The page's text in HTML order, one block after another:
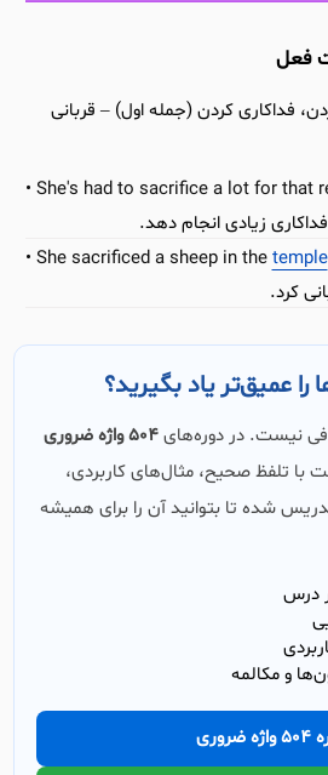
فداکاری کردن (جمله اول) – قربانی
She's had to sacrifice a lot for that
زیادی انجام دهد.
She sacrificed a sheep in thetemple
کرد.
را عمیق‌تر یاد بگیرید؟
نیست. در دوره‌های504 واژه ضروری
با تلفظ صحیح، مثال‌های کاربردی،
شده تا بتوانید آن را برای همیشه
درس
و مکالمه